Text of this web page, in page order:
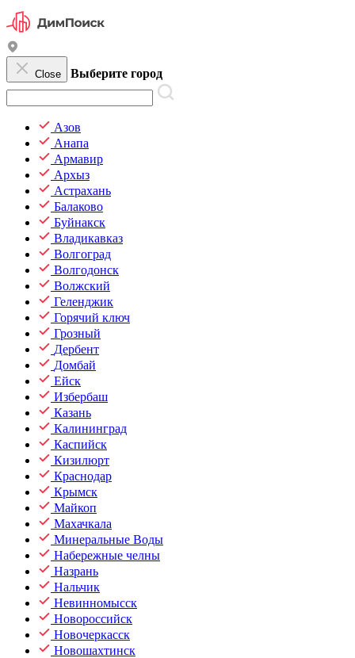
Close Выберите город
Азов
Анапа
Армавир
Архыз
Астрахань
Балаково
Буйнакск
Владикавказ
Волгоград
Волгодонск
Волжский
Геленджик
Горячий ключ
Грозный
Дербент
Домбай
Ейск
Избербаш
Казань
Калининград
Каспийск
Кизилюрт
Краснодар
Крымск
Майкоп
Махачкала
Минеральные Воды
Набережные челны
Назрань
Нальчик
Невинномысск
Новороссийск
Новочеркасск
Новошахтинск